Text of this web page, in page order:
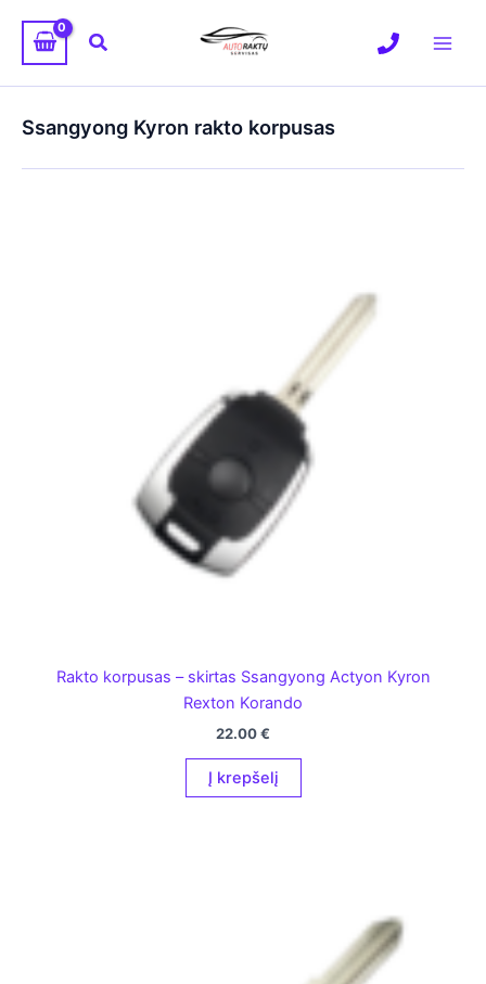
turinio
Paieška
Ssangyong Kyron rakto korpusas
Rakto korpusas – skirtas Ssangyong Actyon Kyron
Rexton Korando
22.00€
Į krepšelį